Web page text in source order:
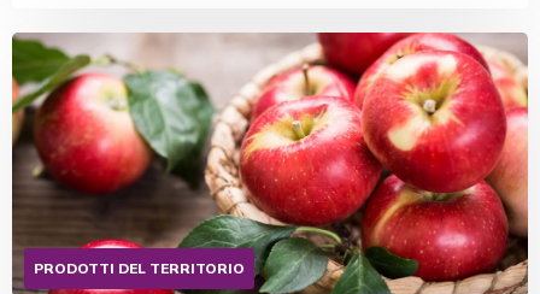
PRODOTTI DEL TERRITORIO